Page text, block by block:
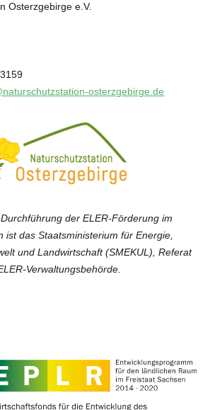
Osterzgebirge e.V.
osterzgebirge.de
der ELER-Förderung im
ist das Staatsministerium für Energie,
und Landwirtschaft (SMEKUL), Referat
Verwaltungsbehörde.